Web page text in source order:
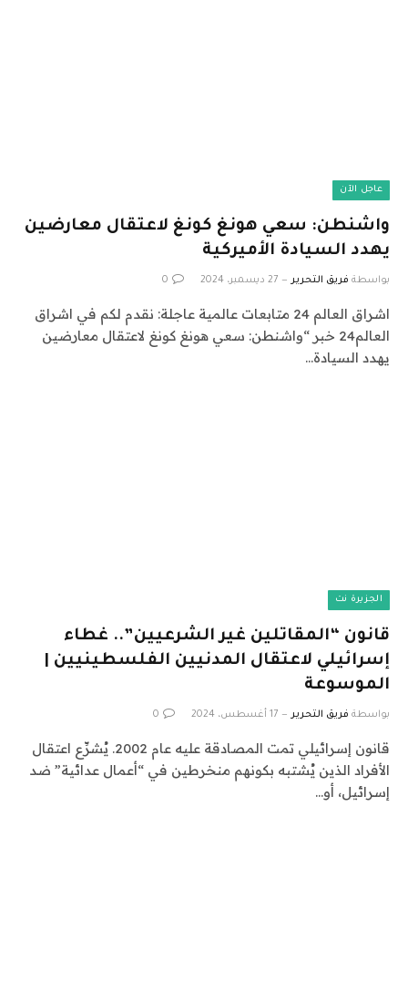
عاجل الآن
واشنطن: سعي هونغ كونغ لاعتقال معارضين
يهدد السيادة الأميركية
بواسطة فريق التحرير 27 ديسمبر، 2024 0
اشراق العالم 24 متابعات عالمية عاجلة: نقدم لكم في اشراق
العالم24 خبر “واشنطن: سعي هونغ كونغ لاعتقال معارضين
يهدد السيادة…
الجزيرة نت
قانون “المقاتلين غير الشرعيين”.. غطاء
إسرائيلي لاعتقال المدنيين الفلسطينيين |
الموسوعة
بواسطة فريق التحرير 17 أغسطس، 2024 0
قانون إسرائيلي تمت المصادقة عليه عام 2002. يُشرِّع اعتقال
الأفراد الذين يُشتبه بكونهم منخرطين في “أعمال عدائية” ضد
إسرائيل، أو…